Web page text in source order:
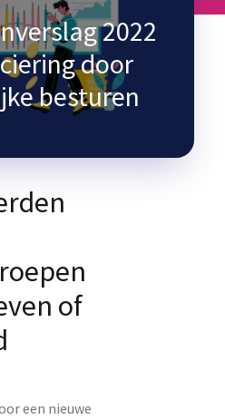
2022
door
besturen
of
een nieuwe